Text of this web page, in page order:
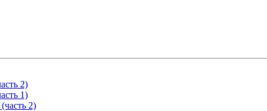
2)
1)
2)